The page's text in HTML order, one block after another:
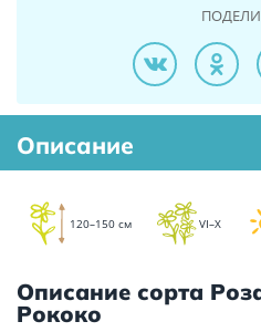
Описание
120–150 см VI–X
Описание сорта
Рококо